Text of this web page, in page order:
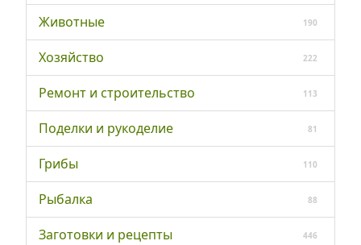
Животные 190
Хозяйство 222
Ремонт и строительство 113
Поделки и рукоделие 81
Грибы 110
Рыбалка 88
Заготовки и рецепты 446